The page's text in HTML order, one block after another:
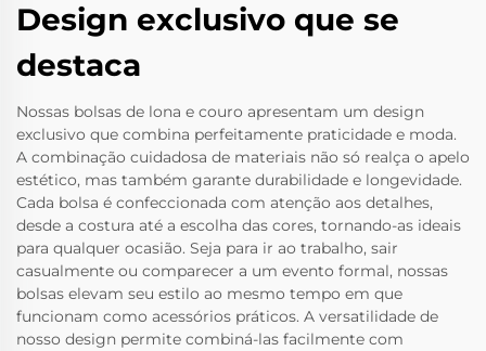
Design exclusivo que se
destaca
Nossas bolsas de lona e couro apresentam um design
exclusivo que combina perfeitamente praticidade e moda.
A combinação cuidadosa de materiais não só realça o apelo
estético, mas também garante durabilidade e longevidade.
Cada bolsa é confeccionada com atenção aos detalhes,
desde a costura até a escolha das cores, tornando-as ideais
para qualquer ocasião. Seja para ir ao trabalho, sair
casualmente ou comparecer a um evento formal, nossas
bolsas elevam seu estilo ao mesmo tempo em que
funcionam como acessórios práticos. A versatilidade de
nosso design permite combiná-las facilmente com